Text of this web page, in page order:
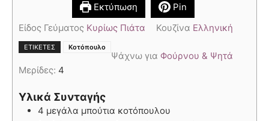
Εκτύπωση
Pin
Είδος Γεύματος Κυρίως Πιάτα Κουζίνα Ελληνική
ΕΤΙΚΈΤΕΣ Κοτόπουλο
Ψάχνω για Φούρνου & Ψητά
Μερίδες: 4
Υλικά Συνταγής
4 μεγάλα μπούτια κοτόπουλου